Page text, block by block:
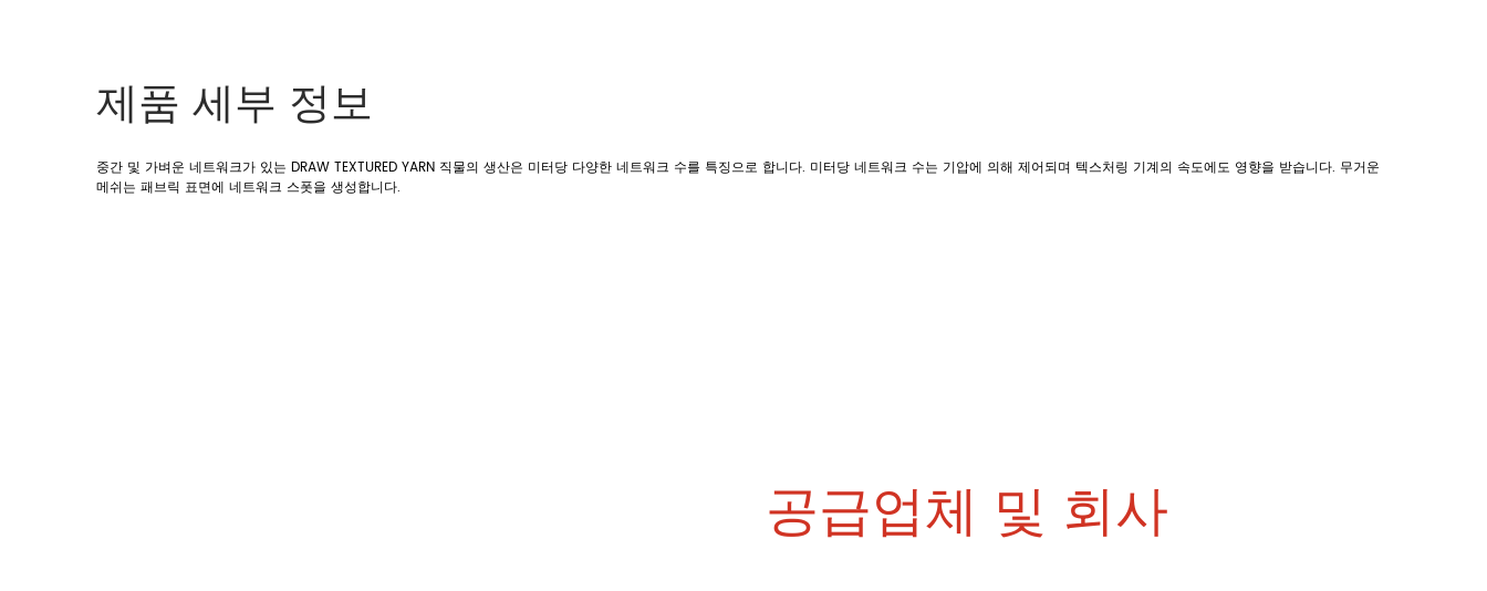
제품 세부 정보
중간 및 가벼운 네트워크가 있는 DRAW TEXTURED YARN 직물의 생산은 미터당 다양한 네트워크 수를 특징으로 합니다. 미터당 네트워크 수는 기압에 의해 제어되며 텍스처링 기계의 속도에도 영향을 받습니다. 무거운
메쉬는 패브릭 표면에 네트워크 스폿을 생성합니다.
공급업체 및 회사